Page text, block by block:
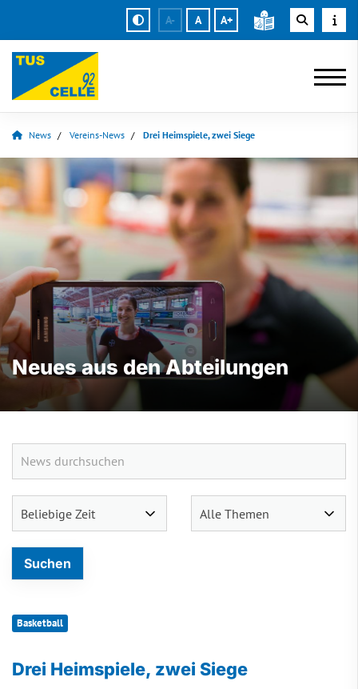
A- A A+
News Vereins-News Drei Heimspiele, zwei Siege
Neues aus den Abteilungen
Basketball
Drei Heimspiele, zwei Siege